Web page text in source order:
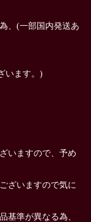
、(一部国内発送あ
います。)
いますので、予め
ざいますので気に
基準が異なる為、